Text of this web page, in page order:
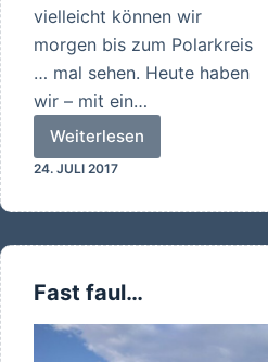
vielleicht können wir
morgen bis zum Polarkreis
… mal sehen. Heute haben
wir – mit ein…
Weiterlesen
Weitere
650
24. JULI 2017
Fast faul…